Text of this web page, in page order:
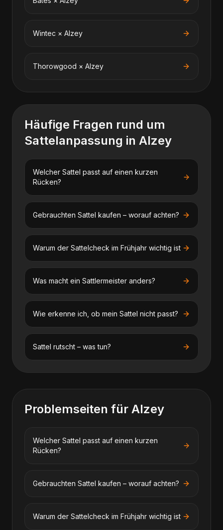
Wintec × Alzey
Thorowgood × Alzey
Häufige Fragen rund um
Sattelanpassung in Alzey
Welcher Sattel passt auf einen kurzen
Rücken?
Gebrauchten Sattel kaufen – worauf achten?
Warum der Sattelcheck im Frühjahr wichtig ist
Was macht ein Sattlermeister anders?
Wie erkenne ich, ob mein Sattel nicht passt?
Sattel rutscht – was tun?
Problemseiten für Alzey
Welcher Sattel passt auf einen kurzen
Rücken?
Gebrauchten Sattel kaufen – worauf achten?
Warum der Sattelcheck im Frühjahr wichtig ist